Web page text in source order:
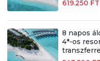
619.250 FT
8 napos
4*-os